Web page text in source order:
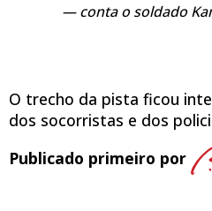
conta o soldado
O trecho da pista ficou
dos socorristas e dos
Publicado primeiro por